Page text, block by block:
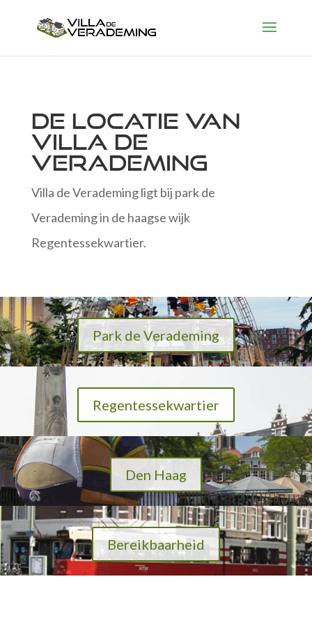
De locatie van
Villa de
Verademing
Villa de Verademing ligt bij park de
Verademing in de haagse wijk
Regentessekwartier.
Park de Verademing
Regentessekwartier
Den Haag
Bereikbaarheid